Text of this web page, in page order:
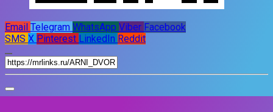
Email Telegram WhatsApp Viber Facebook
SMS X Pinterest LinkedIn Reddit